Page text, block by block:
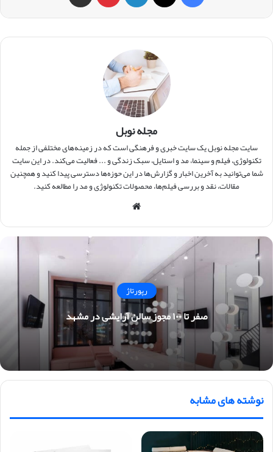
مجله نوبل
سایت مجله نوبل یک سایت خبری و فرهنگی است که در زمینه‌های مختلفی از جمله
تکنولوژی، فیلم و سینما، مد و استایل، سبک زندگی و ... فعالیت می‌کند. در این سایت
شما می‌توانید به آخرین اخبار و گزارش‌ها در این حوزه‌ها دسترسی پیدا کنید و همچنین
مقالات، نقد و بررسی فیلم‌ها، محصولات تکنولوژی و مد را مطالعه کنید.
رپورتاژ
صفر تا ۱۰۰ مجوز سالن آرایشی در مشهد
نوشته های مشابه